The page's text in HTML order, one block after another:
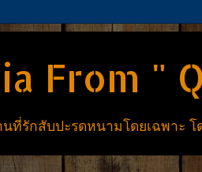
From "
กสับปะรดหนามโดยเฉพาะ โ